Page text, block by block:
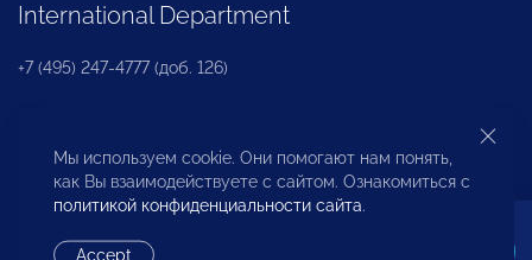
International Department
+7 (495) 247-4777 (доб. 126)
Business and Investment Rights Protection
Department
Мы используем cookie. Они помогают нам понять,
как Вы взаимодействуете с сайтом. Ознакомиться с
политикой конфиденциальности сайта.
Accept